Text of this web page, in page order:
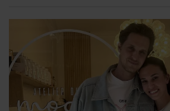
Carte sur table
OUVERTURE
du mardi au vendredi de 11 h à 15 h,
h.
Le samedi de 11 h à